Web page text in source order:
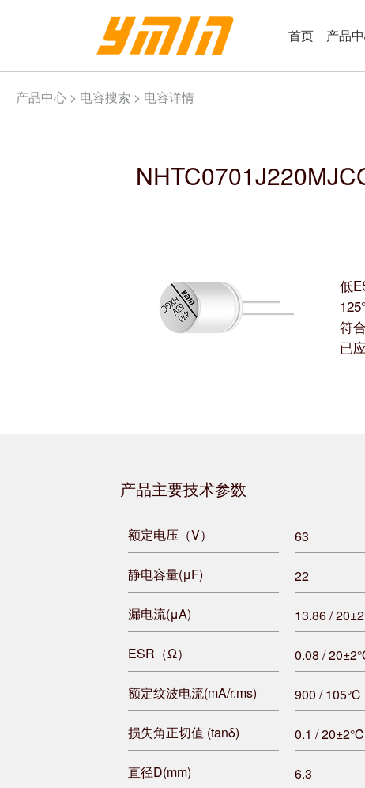
首页 产品
产品中心 > 电容搜索 > 电容详情
低
符
已
产品主要技术参数
额定电压（V） 63
静电容量(μF) 22
漏电流(μA) 13.86 /
ESR（Ω） 0.08 /
额定纹波电流(mA/r.ms) 900 / 105℃
损失角正切值 (tanδ) 0.1 /
直径D(mm) 6.3